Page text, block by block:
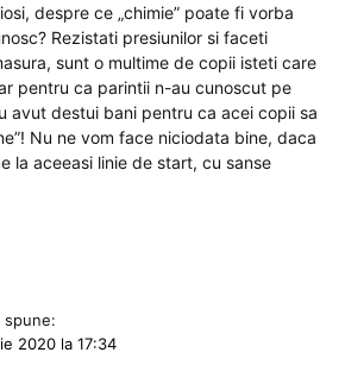
despre ce „chimie” poate fi vorba
Rezistati presiunilor si faceti
sunt o multime de copii isteti care
pentru ca parintii n-au cunoscut pe
avut destui bani pentru ca acei copii sa
Nu ne vom face niciodata bine, daca
la aceeasi linie de start, cu sanse
spune:
2020 la 17:34